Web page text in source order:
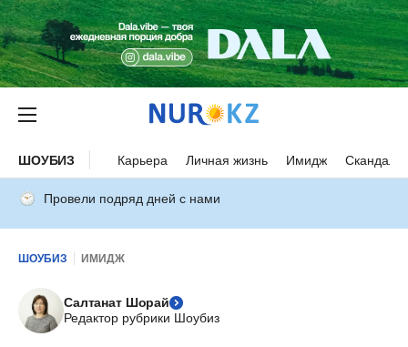
ШОУБИЗ Карьера Личная жизнь Имидж Скандалы
Провели подряд дней с нами
ШОУБИЗ ИМИДЖ
Салтанат Шорай
Редактор рубрики Шоубиз